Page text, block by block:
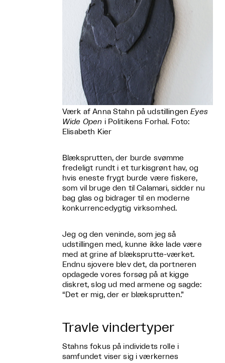
Værk af Anna Stahn på udstillingenEyes
Wide Open i Politikens Forhal. Foto:
Elisabeth Kier
Blæksprutten, der burde svømme
fredeligt rundt i et turkisgrønt hav, og
hvis eneste frygt burde være fiskere,
som vil bruge den til Calamari, sidder nu
bag glas og bidrager til en moderne
konkurrencedygtig virksomhed.
Jeg og den veninde, som jeg så
udstillingen med, kunne ikke lade være
med at grine af blæksprutte-værket.
Endnu sjovere blev det, da portneren
opdagede vores forsøg på at kigge
diskret, slog ud med armene og sagde:
“Det er mig, der er blæksprutten.”
Travle vindertyper
Stahns fokus på individets rolle i
samfundet viser sig i værkernes